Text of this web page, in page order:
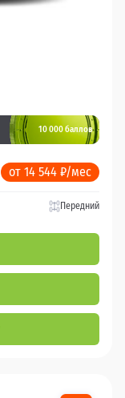
10 000 баллов
от 14 544 ₽/мес
Передний